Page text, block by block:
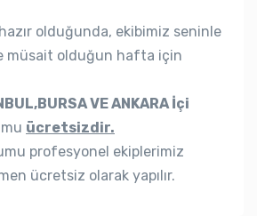
olduğunda, ekibimiz seninle
müsait olduğun hafta için
VE ANKARA İçi
ücretsizdir.
profesyonel ekiplerimiz
ücretsiz olarak yapılır.